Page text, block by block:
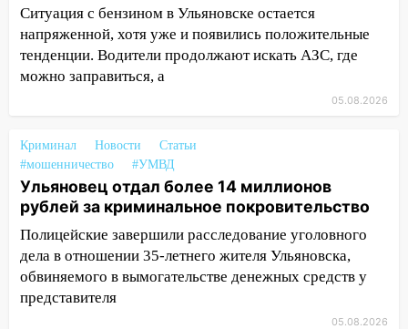
19:14 Житель Ульяновской области
подвез троих незнакомцев на трассе и
заработал уголовное дело
18:14
Прогноз погоды на 6 августа в
18:00
Мотофристайл, рок и силовой
экстрим: в Ульяновске пройдет
большой фестиваль «Наше время»
17:30
Где есть бензин в Ульяновске 5
августа после рабочего дня: список АЗС
17:05 «Обыск» по видеосвязи: в
Ульяновске задержали 19-летнюю
сообщницу мошенников
Ситуация с бензином в Ульяновске остается
напряженной, хотя уже и появились положительные
тенденции. Водители продолжают искать АЗС, где
можно заправиться, а
05.08.2026
Криминал Новости
Статьи
#мошенничество
#УМВД
Ульяновец отдал более 14 миллионов
рублей за криминальное покровительство
Полицейские завершили расследование уголовного
дела в отношении 35-летнего жителя Ульяновска,
обвиняемого в вымогательстве денежных средств у
представителя
05.08.2026